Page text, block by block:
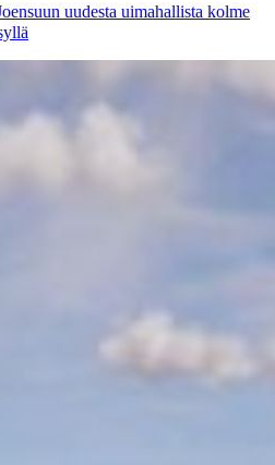
uudesta uimahallista kolme